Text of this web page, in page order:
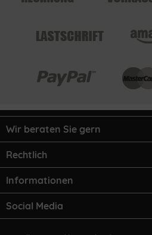
Wir beraten Sie gern
Rechtlich
Informationen
Social Media